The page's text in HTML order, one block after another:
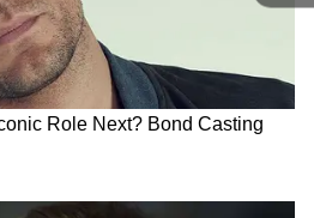
হিসেবে শপথ নেওয়ার